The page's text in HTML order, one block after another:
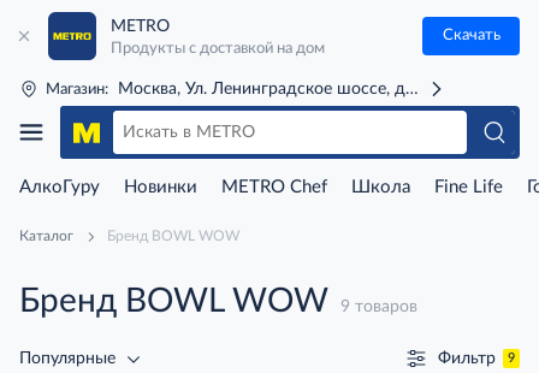
METRO
Продукты с доставкой на дом
Скачать
Магазин: Москва, Ул. Ленинградское шоссе, д. 71Г (м. Речной
АлкоГуру Новинки METRO Chef Школа Fine Life
Каталог Бренд BOWL WOW
Бренд BOWL WOW 9 товаров
Популярные Фильтр 9